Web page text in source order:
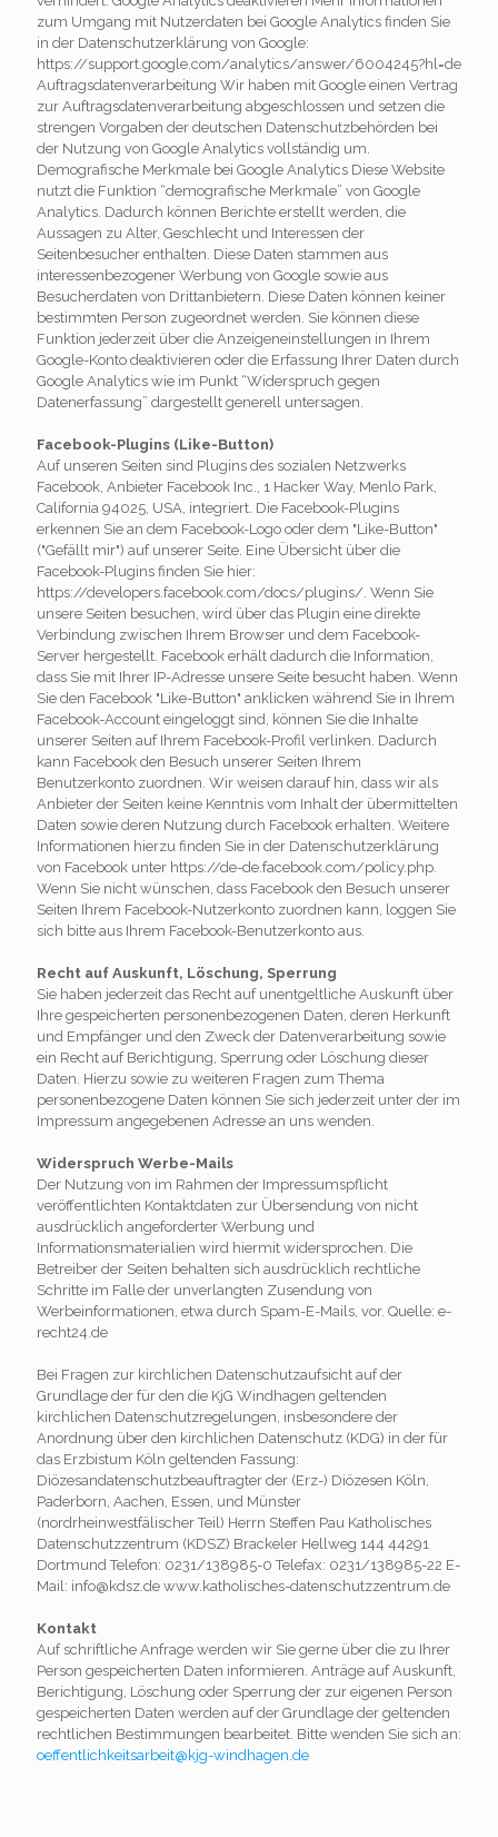
zum Umgang mit Nutzerdaten bei Google Analytics finden Sie
in der Datenschutzerklärung von Google:
https://support.google.com/analytics/answer/6004245?hl=de
Auftragsdatenverarbeitung Wir haben mit Google einen Vertrag
zur Auftragsdatenverarbeitung abgeschlossen und setzen die
strengen Vorgaben der deutschen Datenschutzbehörden bei
der Nutzung von Google Analytics vollständig um.
Demografische Merkmale bei Google Analytics Diese Website
nutzt die Funktion “demografische Merkmale” von Google
Analytics. Dadurch können Berichte erstellt werden, die
Aussagen zu Alter, Geschlecht und Interessen der
Seitenbesucher enthalten. Diese Daten stammen aus
interessenbezogener Werbung von Google sowie aus
Besucherdaten von Drittanbietern. Diese Daten können keiner
bestimmten Person zugeordnet werden. Sie können diese
Funktion jederzeit über die Anzeigeneinstellungen in Ihrem
Google-Konto deaktivieren oder die Erfassung Ihrer Daten durch
Google Analytics wie im Punkt “Widerspruch gegen
Datenerfassung” dargestellt generell untersagen.
Facebook-Plugins (Like-Button)
Auf unseren Seiten sind Plugins des sozialen Netzwerks
Facebook, Anbieter Facebook Inc., 1 Hacker Way, Menlo Park,
California 94025, USA, integriert. Die Facebook-Plugins
erkennen Sie an dem Facebook-Logo oder dem "Like-Button"
("Gefällt mir") auf unserer Seite. Eine Übersicht über die
Facebook-Plugins finden Sie hier:
https://developers.facebook.com/docs/plugins/. Wenn Sie
unsere Seiten besuchen, wird über das Plugin eine direkte
Verbindung zwischen Ihrem Browser und dem Facebook-
Server hergestellt. Facebook erhält dadurch die Information,
dass Sie mit Ihrer IP-Adresse unsere Seite besucht haben. Wenn
Sie den Facebook "Like-Button" anklicken während Sie in Ihrem
Facebook-Account eingeloggt sind, können Sie die Inhalte
unserer Seiten auf Ihrem Facebook-Profil verlinken. Dadurch
kann Facebook den Besuch unserer Seiten Ihrem
Benutzerkonto zuordnen. Wir weisen darauf hin, dass wir als
Anbieter der Seiten keine Kenntnis vom Inhalt der übermittelten
Daten sowie deren Nutzung durch Facebook erhalten. Weitere
Informationen hierzu finden Sie in der Datenschutzerklärung
von Facebook unter https://de-de.facebook.com/policy.php.
Wenn Sie nicht wünschen, dass Facebook den Besuch unserer
Seiten Ihrem Facebook-Nutzerkonto zuordnen kann, loggen Sie
sich bitte aus Ihrem Facebook-Benutzerkonto aus.
Recht auf Auskunft, Löschung, Sperrung
Sie haben jederzeit das Recht auf unentgeltliche Auskunft über
Ihre gespeicherten personenbezogenen Daten, deren Herkunft
und Empfänger und den Zweck der Datenverarbeitung sowie
ein Recht auf Berichtigung, Sperrung oder Löschung dieser
Daten. Hierzu sowie zu weiteren Fragen zum Thema
personenbezogene Daten können Sie sich jederzeit unter der im
Impressum angegebenen Adresse an uns wenden.
Widerspruch Werbe-Mails
Der Nutzung von im Rahmen der Impressumspflicht
veröffentlichten Kontaktdaten zur Übersendung von nicht
ausdrücklich angeforderter Werbung und
Informationsmaterialien wird hiermit widersprochen. Die
Betreiber der Seiten behalten sich ausdrücklich rechtliche
Schritte im Falle der unverlangten Zusendung von
Werbeinformationen, etwa durch Spam-E-Mails, vor. Quelle: e-
recht24.de
Bei Fragen zur kirchlichen Datenschutzaufsicht auf der
Grundlage der für den die KjG Windhagen geltenden
kirchlichen Datenschutzregelungen, insbesondere der
Anordnung über den kirchlichen Datenschutz (KDG) in der für
das Erzbistum Köln geltenden Fassung:
Diözesandatenschutzbeauftragter der (Erz-) Diözesen Köln,
Paderborn, Aachen, Essen, und Münster
(nordrheinwestfälischer Teil) Herrn Steffen Pau Katholisches
Datenschutzzentrum (KDSZ) Brackeler Hellweg 144 44291
Dortmund Telefon: 0231/138985-0 Telefax: 0231/138985-22 E-
Mail: info@kdsz.de www.katholisches-datenschutzzentrum.de
Kontakt
Auf schriftliche Anfrage werden wir Sie gerne über die zu Ihrer
Person gespeicherten Daten informieren. Anträge auf Auskunft,
Berichtigung, Löschung oder Sperrung der zur eigenen Person
gespeicherten Daten werden auf der Grundlage der geltenden
rechtlichen Bestimmungen bearbeitet. Bitte wenden Sie sich an:
oeffentlichkeitsarbeit@kjg-windhagen.de